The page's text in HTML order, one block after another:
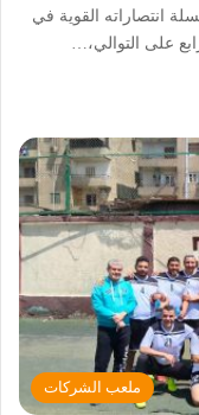
انتصاراته القوية في
ملعب الشركات